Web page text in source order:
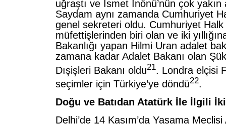
uğraştı ve İsmet İnönü’nün çok
Saydam aynı zamanda Cumhuriyet
genel sekreteri oldu. Cumhuriyet Halk
müfettişlerinden biri olan ve iki
Bakanlığı yapan Hilmi Uran adalet
zamana kadar Adalet Bakanı olan
Dışişleri Bakanı oldu21. Londra elçisi
seçimler için Türkiye’ye döndü22.
Doğu ve Batıdan Atatürk İle İlgili
Delhi’de 14 Kasım’da Yasama Meclisi